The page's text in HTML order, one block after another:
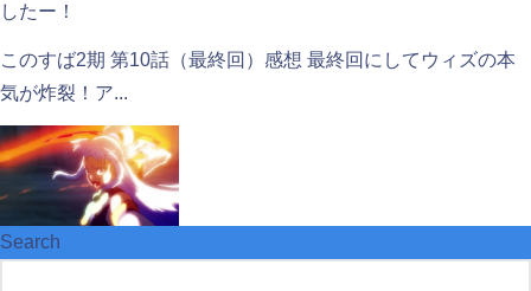
したー！
このすば2期 第10話（最終回）感想 最終回にしてウィズの本
気が炸裂！ア...
Search